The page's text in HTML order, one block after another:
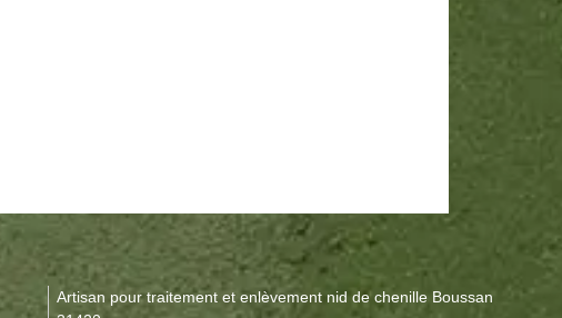
Artisan pour traitement et enlèvement nid de chenille Boussan